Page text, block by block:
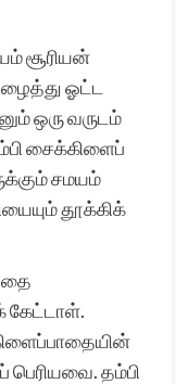
சூரியன்
ஓட்ட
ஒரு வருடம்
சைக்கிளைப்
சமயம்
தூக்கிக்
பெரியவை. தம்பி
செய்து
தங்களின்
மீண்டும்
மனமார்ந்த